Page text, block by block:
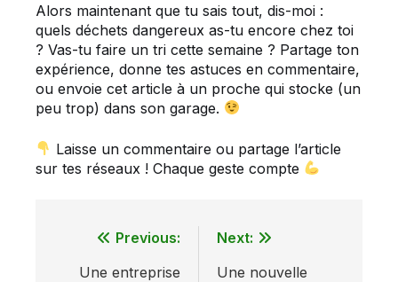
Alors maintenant que tu sais tout, dis-moi :
quels déchets dangereux as-tu encore chez toi
? Vas-tu faire un tri cette semaine ? Partage ton
expérience, donne tes astuces en commentaire,
ou envoie cet article à un proche qui stocke (un
peu trop) dans son garage.
Laisse un commentaire ou partage l’article
sur tes réseaux ! Chaque geste compte
Navigation
Previous:
Une entreprise
Next:
Une nouvelle